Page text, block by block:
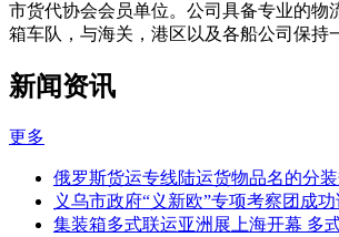
市货代协会会员单位。公司具备专业的物
箱车队，与海关，港区以及各船公司保持
新闻资讯
更多
俄罗斯货运专线陆运货物品名的分装
义乌市政府“义新欧”专项考察团成
集装箱多式联运亚洲展上海开幕 多